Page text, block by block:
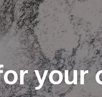
your